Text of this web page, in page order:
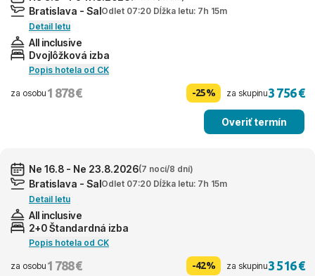
Bratislava - SalOdlet 07:20 Dĺžka letu: 7h 15m
Detail letu
All inclusive
Dvojlôžková izba
Popis hotela od CK
za osobu 1 878 € -25% za skupinu3 756 €
Overiť termín
Ne 16.8 - Ne 23.8.2026(7 nocí/8 dní)
Bratislava - SalOdlet 07:20 Dĺžka letu: 7h 15m
Detail letu
All inclusive
2+0 Štandardná izba
Popis hotela od CK
za osobu 1 788 € -42% za skupinu3 516 €